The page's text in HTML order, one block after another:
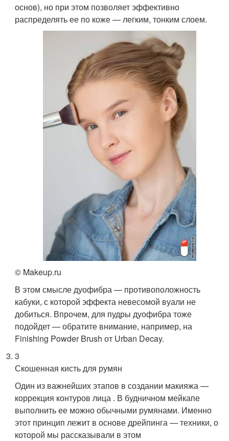
основ), но при этом позволяет эффективно
распределять ее по коже — легким, тонким слоем.
© Makeup.ru
В этом смысле дуофибра — противоположность
кабуки, с которой эффекта невесомой вуали не
добиться. Впрочем, для пудры дуофибра тоже
подойдет — обратите внимание, например, на
Finishing Powder Brush от Urban Decay.
3
Скошенная кисть для румян
Один из важнейших этапов в создании макияжа —
коррекция контуров лица . В будничном мейкапе
выполнить ее можно обычными румянами. Именно
этот принцип лежит в основе дрейпинга — техники, о
которой мы рассказывали в этом